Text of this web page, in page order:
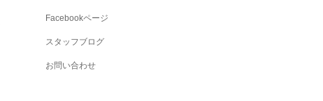
Facebookページ
スタッフブログ
お問い合わせ